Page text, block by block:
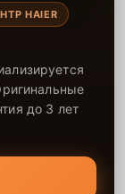
HAIER
до 3 лет